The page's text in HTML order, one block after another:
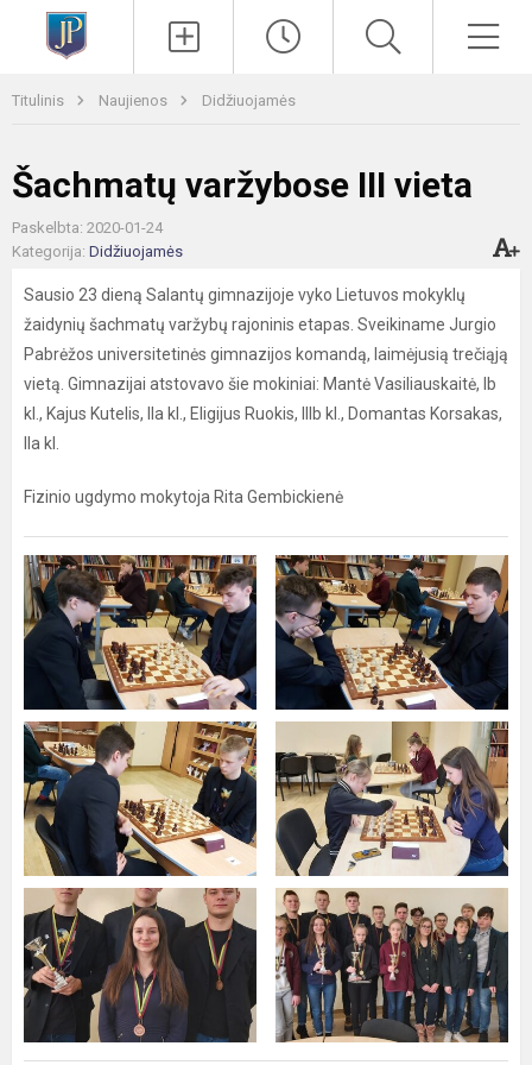
Titulinis Naujienos Didžiuojamės
Šachmatų varžybose III vieta
Paskelbta: 2020-01-24
Kategorija: Didžiuojamės
Sausio 23 dieną Salantų gimnazijoje vyko Lietuvos mokyklų
žaidynių šachmatų varžybų rajoninis etapas. Sveikiname Jurgio
Pabrėžos universitetinės gimnazijos komandą, laimėjusią trečiąją
vietą. Gimnazijai atstovavo šie mokiniai: Mantė Vasiliauskaitė, Ib
kl., Kajus Kutelis, IIa kl., Eligijus Ruokis, IIIb kl., Domantas Korsakas,
IIa kl.
Fizinio ugdymo mokytoja Rita Gembickienė